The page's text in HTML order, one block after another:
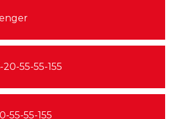
éve a Guns n' Roses
albuma, egy év
55-55-155
55-55-155